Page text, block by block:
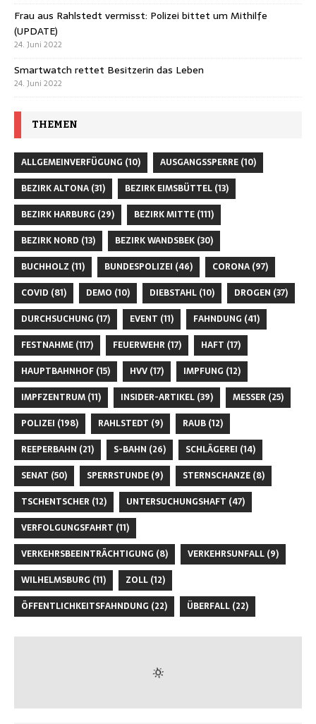
Frau aus Rahlstedt vermisst: Polizei bittet um Mithilfe
(UPDATE)
24. Juni 2022
Smartwatch rettet Besitzerin das Leben
24. Juni 2022
THEMEN
ALLGEMEINVERFÜGUNG (10) AUSGANGSSPERRE (10)
BEZIRK ALTONA (31) BEZIRK EIMSBÜTTEL (13)
BEZIRK HARBURG (29) BEZIRK MITTE (111)
BEZIRK NORD (13) BEZIRK WANDSBEK (30)
BUCHHOLZ (11) BUNDESPOLIZEI (46) CORONA (97)
COVID (81) DEMO (10) DIEBSTAHL (10) DROGEN (37)
DURCHSUCHUNG (17) EVENT (11) FAHNDUNG (41)
FESTNAHME (117) FEUERWEHR (17) HAFT (17)
HAUPTBAHNHOF (15) HVV (17) IMPFUNG (12)
IMPFZENTRUM (11) INSIDER-ARTIKEL (39) MESSER (25)
POLIZEI (198) RAHLSTEDT (9) RAUB (12)
REEPERBAHN (21) S-BAHN (26) SCHLÄGEREI (14)
SENAT (50) SPERRSTUNDE (9) STERNSCHANZE (8)
TSCHENTSCHER (12) UNTERSUCHUNGSHAFT (47)
VERFOLGUNGSFAHRT (11)
VERKEHRSBEEINTRÄCHTIGUNG (8) VERKEHRSUNFALL (9)
WILHELMSBURG (11) ZOLL (12)
ÖFFENTLICHKEITSFAHNDUNG (22) ÜBERFALL (22)